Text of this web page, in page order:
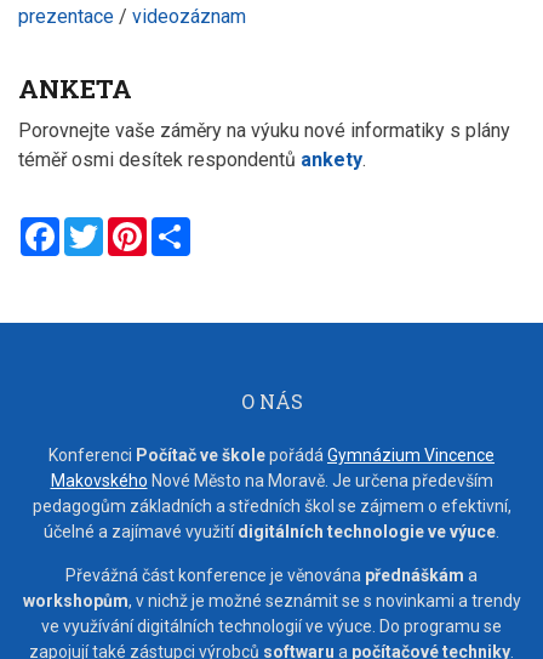
prezentace / videozáznam
ANKETA
Porovnejte vaše záměry na výuku nové informatiky s plány
téměř osmi desítek respondentů ankety.
Facebook
TwitterPinterest
O NÁS
Konferenci Počítač ve školepořádá Gymnázium Vincence
Makovského Nové Město na Moravě. Je určena především
pedagogům základních a středních škol se zájmem o efektivní,
účelné a zajímavé využitídigitálních technologie ve výuce
Převážná část konference je věnována přednáškám a
workshopům, v nichž je možné seznámit se s novinkami a trendy
ve využívání digitálních technologií ve výuce. Do programu se
zapojují také zástupci výrobců softwaru a počítačové techniky